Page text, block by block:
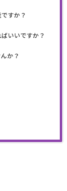
すか？
いいですか？
か？